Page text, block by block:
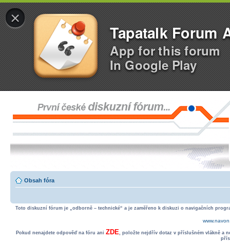
×
Tapatalk Forum
App for this forum
In Google Play
Obsah fóra
Toto diskuzní fórum je „odborně – technické“ a je zaměřeno k diskuzi o navigačních
Pokud nenajdete odpověď na fóru ani ZDE, položte nejdřív dotaz v příslušném vlákně a